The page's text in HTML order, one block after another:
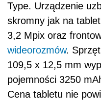
Type. Urządzenie
skromny jak na
3,2 Mpix oraz
wideorozmów.
109,5 x 12,5 mm
pojemności 3250
Cena tabletu nie